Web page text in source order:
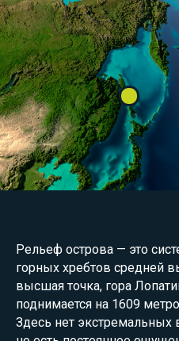
Рельеф острова — это
горных хребтов средней
высшая точка, гора
поднимается на 1609
Здесь нет экстремальных